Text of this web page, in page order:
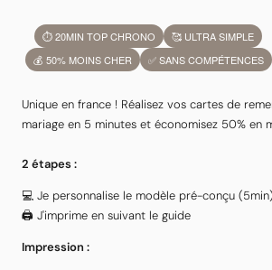
⏱ 20MIN TOP CHRONO
🥰 ULTRA SIMPLE
💰 50% MOINS CHER
✅ SANS COMPÉTENCES
Unique en france ! Réalisez vos cartes de
mariage en 5 minutes et économisez 50% en
2 étapes :
💻 Je personnalise le modèle pré-conçu
🖨 J'imprime en suivant le guide
Impression :